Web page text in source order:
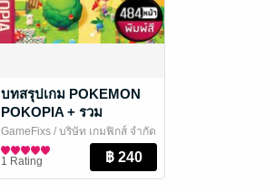
บทสรุปเกม POKEMON
POKOPIA + รวม
สารานุกรม POKEDEX
[พิมพ์สี/484 หน้า]
GameFixs / บริษัท เกมฟิกส์ จำกัด
นิตยสารการ์ตูนและเกม
1 Rating